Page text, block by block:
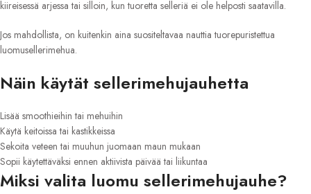
kiireisessä arjessa tai silloin, kun tuoretta selleriä ei ole helposti saatavilla.
Jos mahdollista, on kuitenkin aina suositeltavaa nauttia tuorepuristettua
luomusellerimehua.
Näin käytät sellerimehujauhetta
Lisää smoothieihin tai mehuihin
Käytä keitoissa tai kastikkeissa
Sekoita veteen tai muuhun juomaan maun mukaan
Sopii käytettäväksi ennen aktiivista päivää tai liikuntaa
Miksi valita luomu sellerimehujauhe?